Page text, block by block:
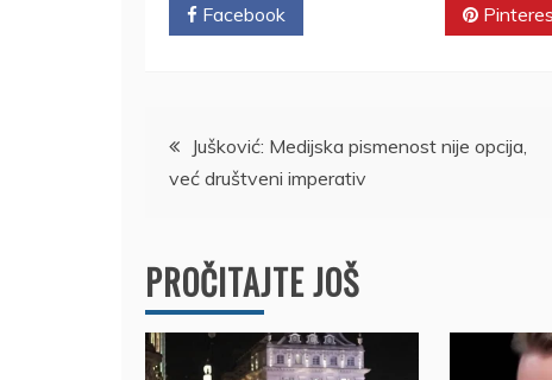
Facebook
Kretanje
članka
Jušković: Medijska pismenost nije opcija,
već društveni imperativ
PROČITAJTE JOŠ